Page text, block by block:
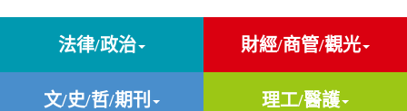
法律/政治 財經/商管/觀光
文/史/哲/期刊 理工/醫護